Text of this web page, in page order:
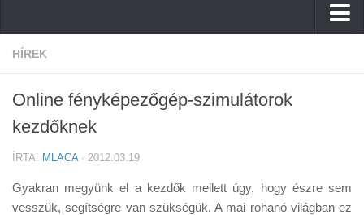
Hírek
Cikkek
Tudástár
HÍREK
Online fényképezőgép-szimulátorok
kezdőknek
ÍRTA: MLACA· 2012.03.19
Gyakran megyünk el a kezdők mellett úgy, hogy észre sem
vesszük, segítségre van szükségük. A mai rohanó világban ez